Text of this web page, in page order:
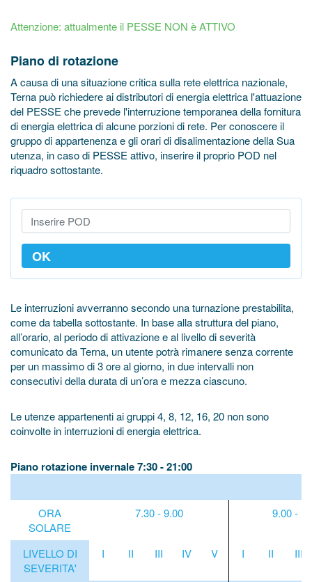
Attenzione: attualmente il PESSE NON è ATTIVO
Piano di rotazione
A causa di una situazione critica sulla rete elettrica nazionale,
Terna può richiedere ai distributori di energia elettrica l'attuazione
del PESSE che prevede l'interruzione temporanea della fornitura
di energia elettrica di alcune porzioni di rete. Per conoscere il
gruppo di appartenenza e gli orari di disalimentazione della Sua
utenza, in caso di PESSE attivo, inserire il proprio POD nel
riquadro sottostante.
Le interruzioni avverranno secondo una turnazione prestabilita,
come da tabella sottostante. In base alla struttura del piano,
all’orario, al periodo di attivazione e al livello di severità
comunicato da Terna, un utente potrà rimanere senza corrente
per un massimo di 3 ore al giorno, in due intervalli non
consecutivi della durata di un’ora e mezza ciascuno.
Le utenze appartenenti ai gruppi 4, 8, 12, 16, 20 non sono
coinvolte in interruzioni di energia elettrica.
Piano rotazione invernale 7:30 - 21:00
ORA
SOLARE
7.30 - 9.00 9.00 -
LIVELLO DI
SEVERITA'
I II III IV V I II III